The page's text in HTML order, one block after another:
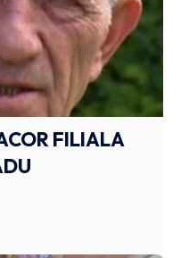
FILIALA